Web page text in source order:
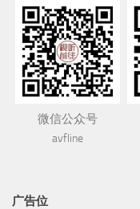
微信公众号
avfline
广告位